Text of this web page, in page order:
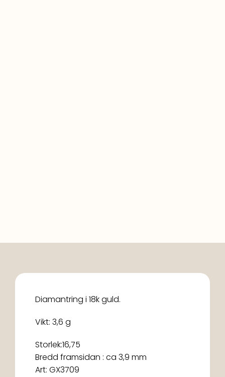
Diamantring i 18k guld.
Vikt: 3,6 g
Storlek:16,75
Bredd framsidan : ca 3,9 mm
Art: GX3709